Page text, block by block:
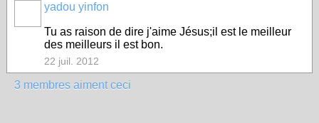
yadou yinfon
Tu as raison de dire j'aime Jésus;il est le meilleur
des meilleurs il est bon.
22 juil. 2012
3 membres aiment ceci